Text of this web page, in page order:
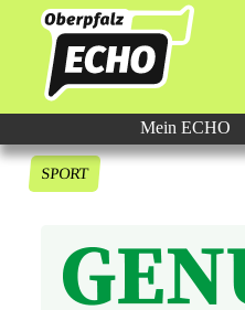
Mein ECHO
SPORT